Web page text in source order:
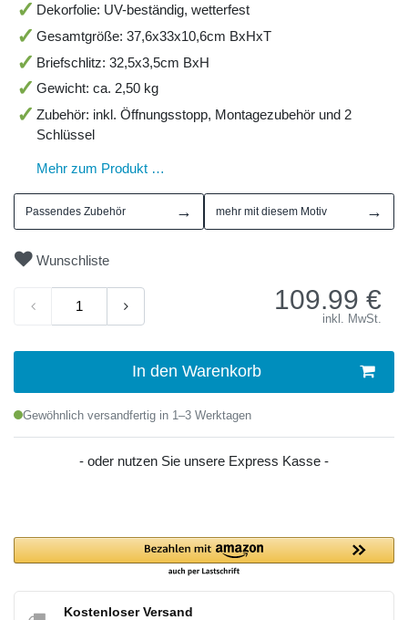
Dekorfolie: UV-beständig, wetterfest
Gesamtgröße: 37,6x33x10,6cm BxHxT
Briefschlitz: 32,5x3,5cm BxH
Gewicht: ca. 2,50 kg
Zubehör: inkl. Öffnungsstopp, Montagezubehör und 2
Schlüssel
Mehr zum Produkt …
Passendes Zubehör → mehr mit diesem Motiv →
Wunschliste
109.99 €
inkl. MwSt.
In den Warenkorb
Gewöhnlich versandfertig in 1–3 Werktagen
- oder nutzen Sie unsere Express Kasse -
Kostenloser Versand